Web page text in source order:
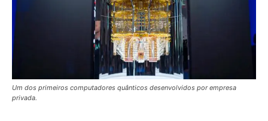
Um dos primeiros computadores quânticos desenvolvidos por empresa
privada.